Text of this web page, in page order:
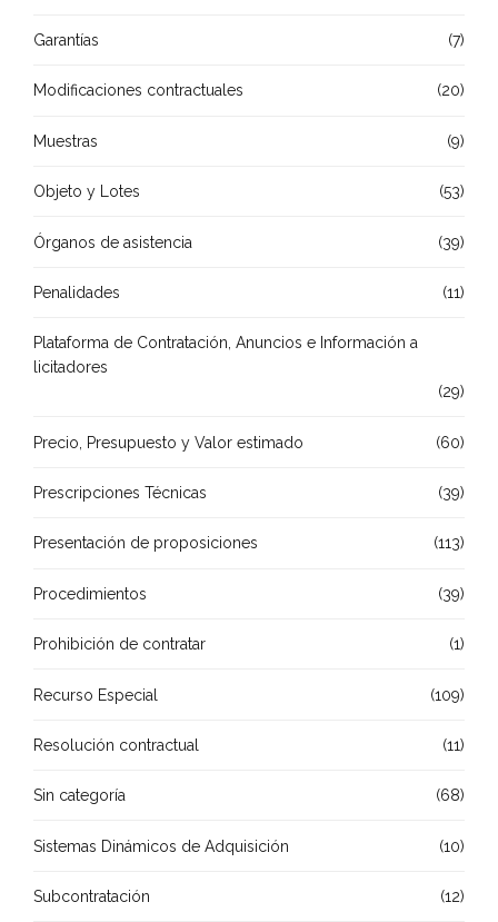
Garantías (7)
Modificaciones contractuales (20)
Muestras (9)
Objeto y Lotes (53)
Órganos de asistencia (39)
Penalidades (11)
Plataforma de Contratación, Anuncios e Información a
licitadores
(29)
Precio, Presupuesto y Valor estimado (60)
Prescripciones Técnicas (39)
Presentación de proposiciones (113)
Procedimientos (39)
Prohibición de contratar (1)
Recurso Especial (109)
Resolución contractual (11)
Sin categoría (68)
Sistemas Dinámicos de Adquisición (10)
Subcontratación (12)